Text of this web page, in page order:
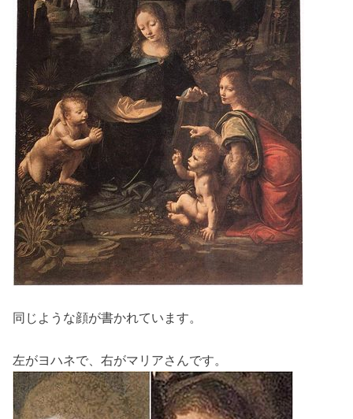
同じような顔が書かれています。
左がヨハネで、右がマリアさんです。